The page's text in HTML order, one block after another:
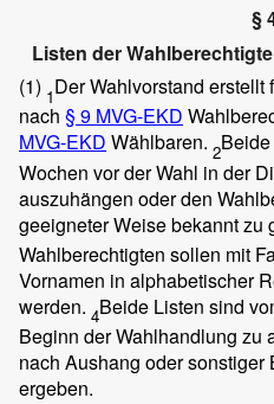
§
Listen der
(1) 1Der Wahlvorstand
nach § 9 MVG-EKD
MVG-EKD Wählbaren. 2
Wochen vor der Wahl in der
auszuhängen oder den
geeigneter Weise bekannt zu
Wahlberechtigten sollen mit
Vornamen in alphabetischer
werden. 4Beide Listen sind
Beginn der Wahlhandlung zu
nach Aushang oder
ergeben.